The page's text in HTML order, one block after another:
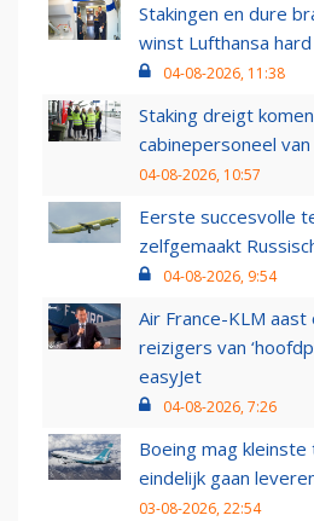
Stakingen en dure
winst Lufthansa
04-08-2026, 11:38
Staking dreigt
cabinepersoneel
04-08-2026, 10:57
Eerste succesvolle
zelfgemaakt
04-08-2026, 9:54
Air France-KLM
reizigers van
easyJet
04-08-2026, 7:26
Boeing mag
eindelijk gaan
03-08-2026, 22:54